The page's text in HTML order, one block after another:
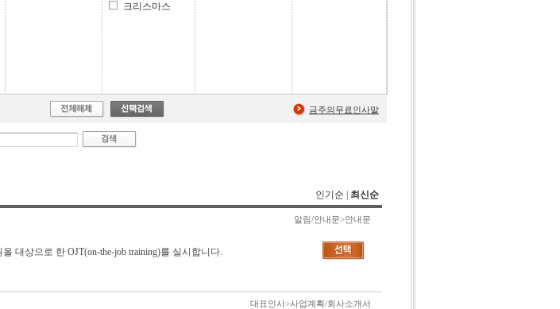
크리스마스
금주의무료인사말
인기순 최신순
알림/안내문>안내문
대상으로 한 OJT(on-the-job training)를 실시합니다.
대표인사>사업계획/회사소개서